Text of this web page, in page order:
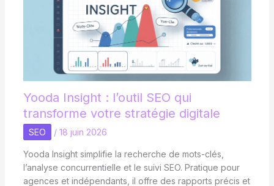
Yooda Insight : l’outil SEO qui
transforme votre stratégie digitale
SEO / 18 juin 2026
Yooda Insight simplifie la recherche de mots-clés,
l’analyse concurrentielle et le suivi SEO. Pratique pour
agences et indépendants, il offre des rapports précis et